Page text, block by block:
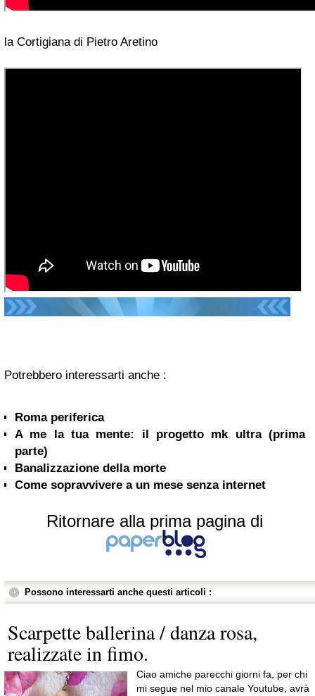
la Cortigiana di Pietro Aretino
Potrebbero interessarti anche :
Roma periferica
A me la tua mente: il progetto mk ultra (prima
parte)
Banalizzazione della morte
Come sopravvivere a un mese senza internet
Ritornare alla prima pagina di
Possono interessarti anche questi articoli :
Scarpette ballerina / danza rosa,
realizzate in fimo.
Ciao amiche parecchi giorni fa, per chi
mi segue nel mio canale Youtube, avrà